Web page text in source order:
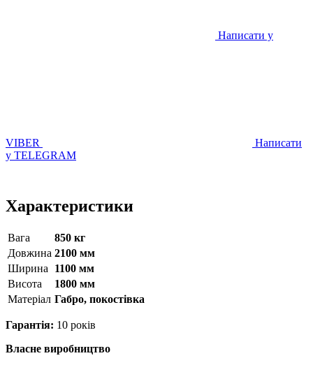
Написати у
VIBER
Написати
у TELEGRAM
Характеристики
Вага
850 кг
Довжина 2100 мм
Ширина
1100 мм
Висота
1800 мм
Матерiал Габро, покостівка
Гарантія: 10 років
Власне виробництво